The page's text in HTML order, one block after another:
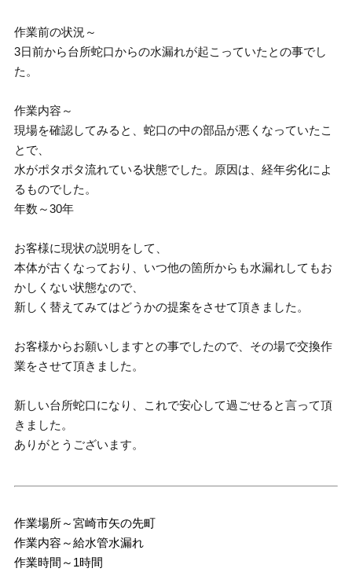
作業前の状況～
3日前から台所蛇口からの水漏れが起こっていたとの事でし
た。
作業内容～
現場を確認してみると、蛇口の中の部品が悪くなっていたこ
とで、
水がポタポタ流れている状態でした。原因は、経年劣化によ
るものでした。
年数～30年
お客様に現状の説明をして、
本体が古くなっており、いつ他の箇所からも水漏れしてもお
かしくない状態なので、
新しく替えてみてはどうかの提案をさせて頂きました。
お客様からお願いしますとの事でしたので、その場で交換作
業をさせて頂きました。
新しい台所蛇口になり、これで安心して過ごせると言って頂
きました。
ありがとうございます。
作業場所～宮崎市矢の先町
作業内容～給水管水漏れ
作業時間～1時間